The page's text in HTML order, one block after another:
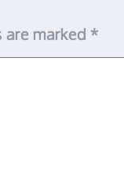
are marked *